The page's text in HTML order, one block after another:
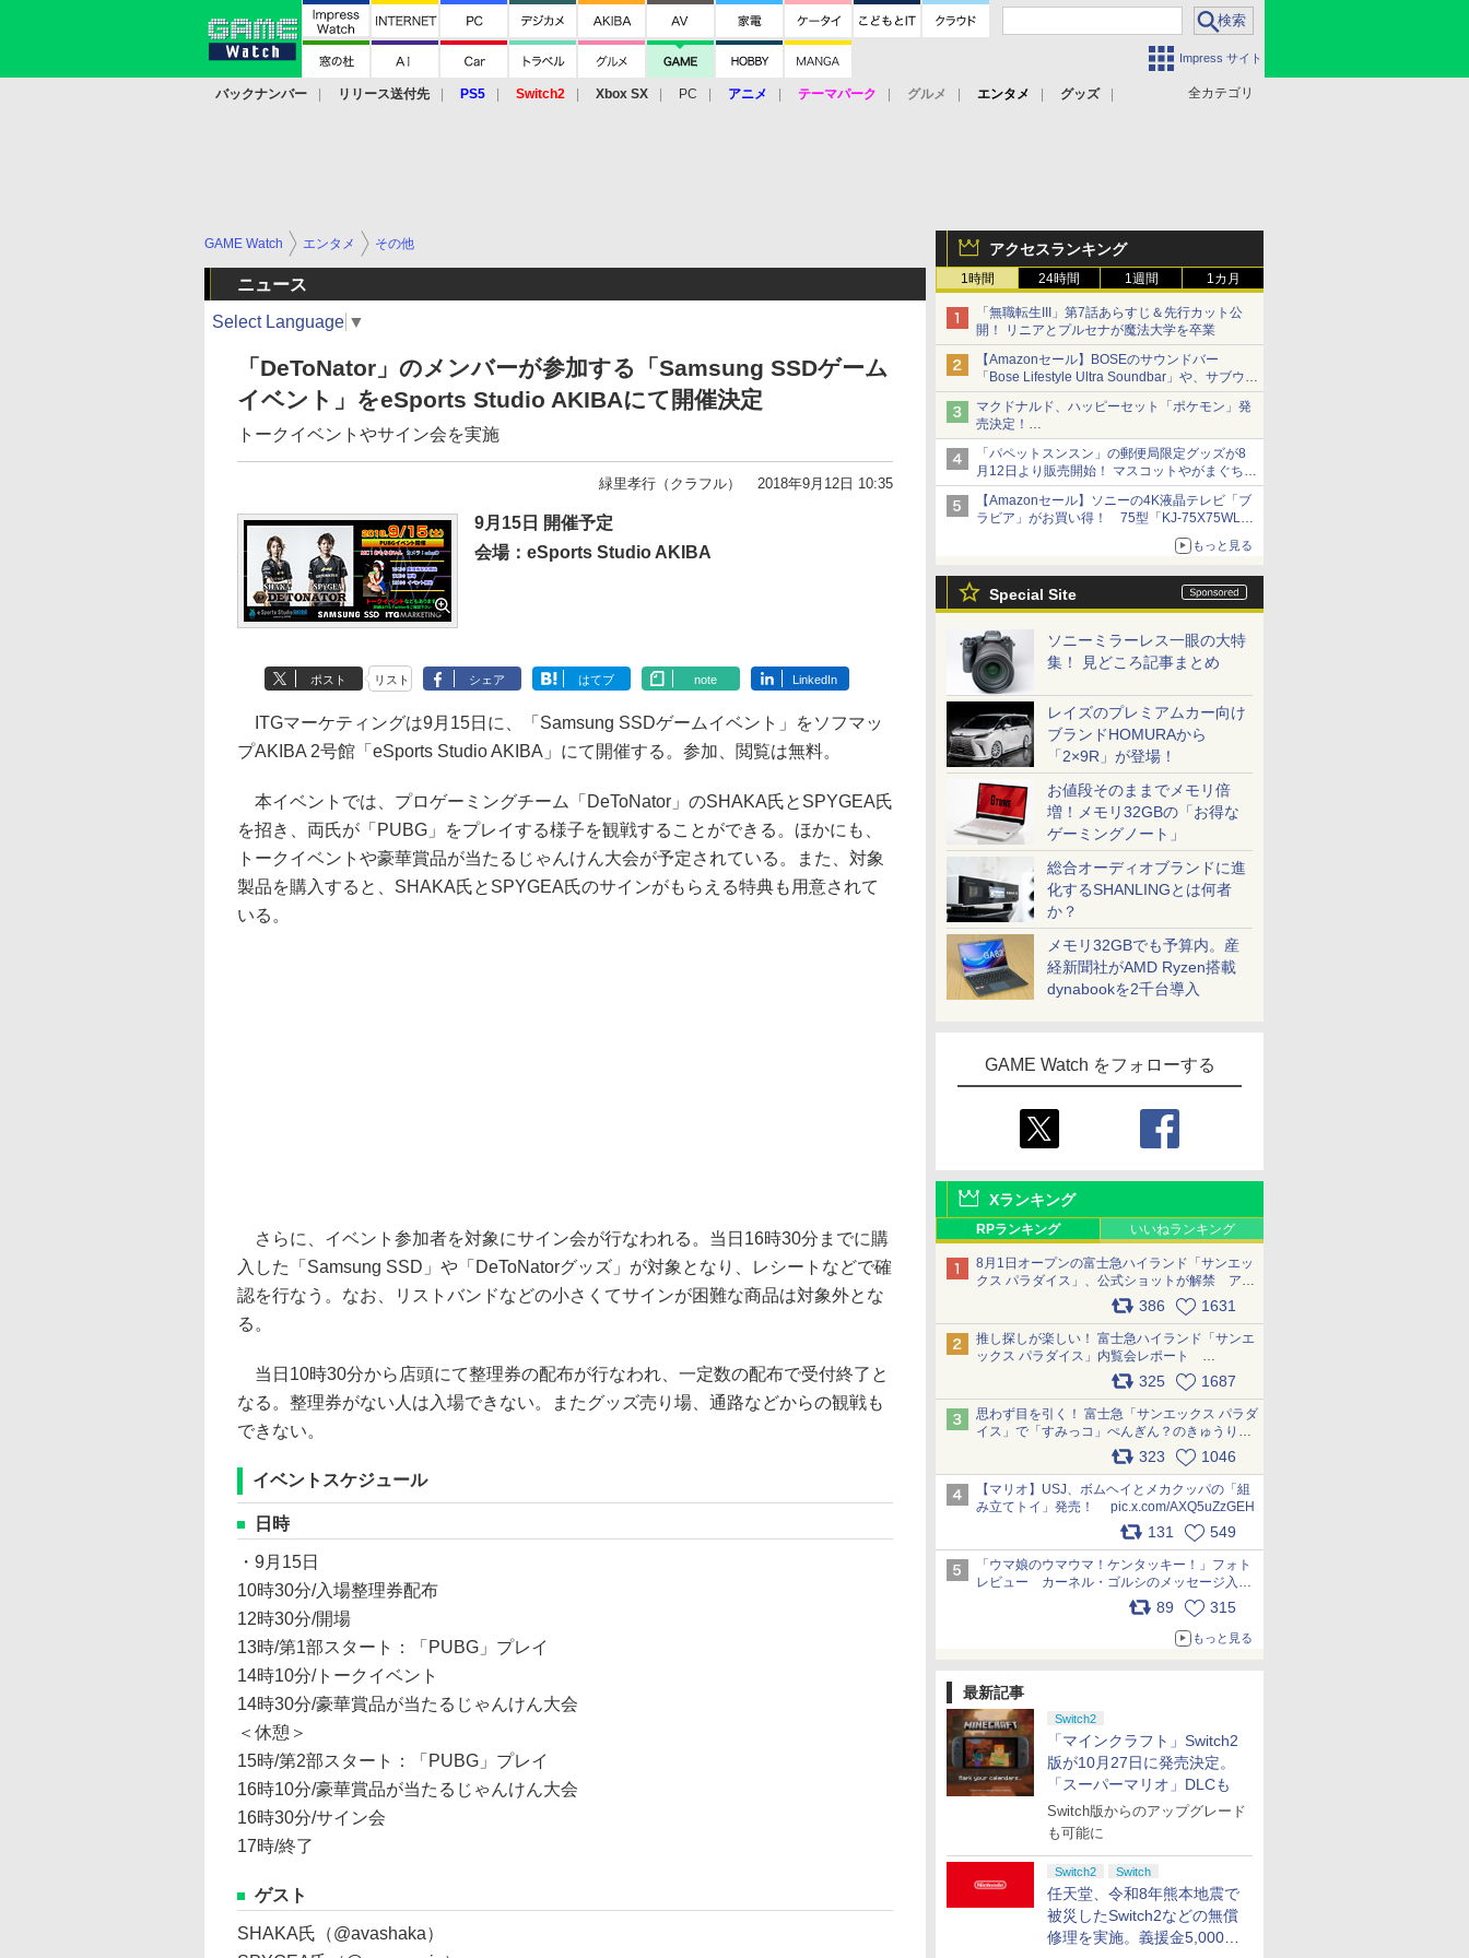
Impress サイト
全カテゴリ
バックナンバー リリース送付先 PS5 Switch2 Xbox SX PC アニメ テーマパーク グルメ エンタメ
グッズ
アクセスランキング
1時間 24時間 1週間 1カ月
「無職転生III」第7話あらすじ＆先行カット公
開！ リニアとプルセナが魔法大学を卒業
【Amazonセール】BOSEのサウンドバー
「Bose Lifestyle Ultra Soundbar」や、サブウー
ファー「Bose Lifestyle Ultra Subwoofer」など
お買い得！
マクドナルド、ハッピーセット「ポケモン」発
売決定！
ポケモン30周年記念で30匹が大集合
「パペットスンスン」の郵便局限定グッズが8
月12日より販売開始！ マスコットやがまぐち、
レターセットなどが登場
【Amazonセール】ソニーの4K液晶テレビ「ブ
ラビア」がお買い得！ 75型「KJ-75X75WL」
もっと見る
Special Site
ソニーミラーレス一眼の大特
集！ 見どころ記事まとめ
レイズのプレミアムカー向け
ブランドHOMURAから
「2×9R」が登場！
お値段そのままでメモリ倍
増！メモリ32GBの「お得な
ゲーミングノート」
総合オーディオブランドに進
化するSHANLINGとは何者
か？
メモリ32GBでも予算内。産
経新聞社がAMD Ryzen搭載
dynabookを2千台導入
GAME Watch をフォローする
Xランキング
RPランキング いいねランキング
8月1日オープンの富士急ハイランド「サンエッ
クス パラダイス」、公式ショットが解禁 アト
ラクション、メニュー、グッズ写真を一覧で紹
介 pic.x.com/bDYkq8oRFu
386 1631
推し探しが楽しい！ 富士急ハイランド「サンエ
ックス パラダイス」内覧会レポート
325 1687
思わず目を引く！ 富士急「サンエックス パラダ
イス」で「すみっコ」ぺんぎん？のきゅうりド
ッグを食べてみた イラストそのままのメニュ
ー化に挑戦。これが意外にもおいしい
pic.x.com/Kgl04hZaeg
323 1046
【マリオ】USJ、ボムヘイとメカクッパの「組
み立てトイ」発売！ pic.x.com/AXQ5uZzGEH
131 549
「ウマ娘のウマウマ！ケンタッキー！」フォト
レビュー カーネル・ゴルシのメッセージ入り
パッケージや描き下ろしトレカなどが登場
89 315
もっと見る
最新記事
Switch2
「マインクラフト」Switch2
版が10月27日に発売決定。
「スーパーマリオ」DLCも
Switch版からのアップグレード
も可能に
Switch2 Switch
任天堂、令和8年熊本地震で
被災したSwitch2などの無償
修理を実施。義援金5,000万
GAME Watch エンタメ その他
ニュース
Select Language ▼
「DeToNator」のメンバーが参加する「Samsung SSDゲーム
イベント」をeSports Studio AKIBAにて開催決定
トークイベントやサイン会を実施
緑里孝行（クラフル） 2018年9月12日 10:35
9月15日 開催予定
会場：eSports Studio AKIBA
ポスト リスト シェア はてブ note LinkedIn
ITGマーケティングは9月15日に、「Samsung SSDゲームイベント」をソフマッ
プAKIBA 2号館「eSports Studio AKIBA」にて開催する。参加、閲覧は無料。
本イベントでは、プロゲーミングチーム「DeToNator」のSHAKA氏とSPYGEA氏
を招き、両氏が「PUBG」をプレイする様子を観戦することができる。ほかにも、
トークイベントや豪華賞品が当たるじゃんけん大会が予定されている。また、対象
製品を購入すると、SHAKA氏とSPYGEA氏のサインがもらえる特典も用意されて
いる。
さらに、イベント参加者を対象にサイン会が行なわれる。当日16時30分までに購
入した「Samsung SSD」や「DeToNatorグッズ」が対象となり、レシートなどで確
認を行なう。なお、リストバンドなどの小さくてサインが困難な商品は対象外とな
る。
当日10時30分から店頭にて整理券の配布が行なわれ、一定数の配布で受付終了と
なる。整理券がない人は入場できない。またグッズ売り場、通路などからの観戦も
できない。
イベントスケジュール
日時
・9月15日
10時30分/入場整理券配布
12時30分/開場
13時/第1部スタート：「PUBG」プレイ
14時10分/トークイベント
14時30分/豪華賞品が当たるじゃんけん大会
＜休憩＞
15時/第2部スタート：「PUBG」プレイ
16時10分/豪華賞品が当たるじゃんけん大会
16時30分/サイン会
17時/終了
ゲスト
SHAKA氏（@avashaka）